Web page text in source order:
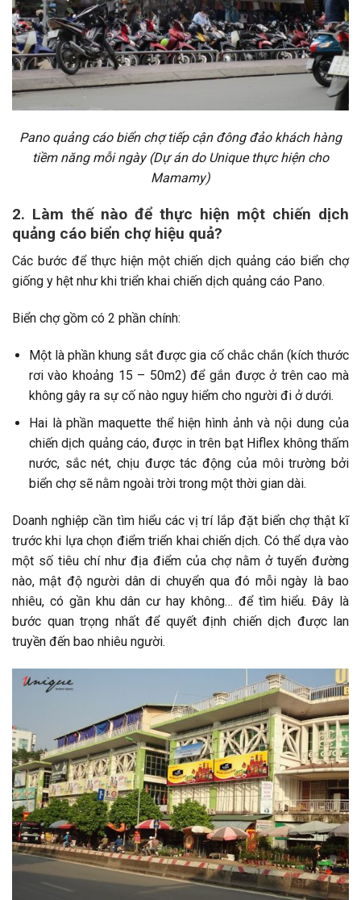
Pano quảng cáo biển chợ tiếp cận đông đảo khách hàng
tiềm năng mỗi ngày (Dự án do Unique thực hiện cho
Mamamy)
2. Làm thế nào để thực hiện một chiến dịch
quảng cáo biển chợ hiệu quả?
Các bước để thực hiện một chiến dịch quảng cáo biển chợ
giống y hệt như khi triển khai chiến dịch quảng cáo Pano.
Biển chợ gồm có 2 phần chính:
Một là phần khung sắt được gia cố chắc chắn (kích thước
rơi vào khoảng 15 – 50m2) để gắn được ở trên cao mà
không gây ra sự cố nào nguy hiểm cho người đi ở dưới.
Hai là phần maquette thể hiện hình ảnh và nội dung của
chiến dịch quảng cáo, được in trên bạt Hiflex không thấm
nước, sắc nét, chịu được tác động của môi trường bởi
biển chợ sẽ nằm ngoài trời trong một thời gian dài.
Doanh nghiệp cần tìm hiểu các vị trí lắp đặt biển chợ thật kĩ
trước khi lựa chọn điểm triển khai chiến dịch. Có thể dựa vào
một số tiêu chí như địa điểm của chợ nằm ở tuyến đường
nào, mật độ người dân di chuyển qua đó mỗi ngày là bao
nhiêu, có gần khu dân cư hay không… để tìm hiểu. Đây là
bước quan trọng nhất để quyết định chiến dịch được lan
truyền đến bao nhiêu người.